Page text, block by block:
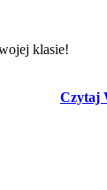
klasie!
Czytaj